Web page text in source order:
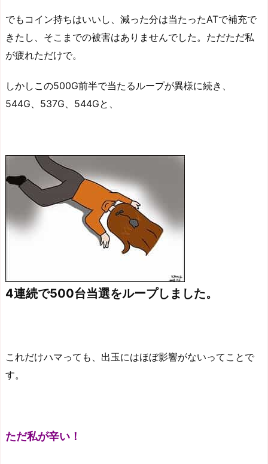
でもコイン持ちはいいし、減った分は当たったATで補充で
きたし、そこまでの被害はありませんでした。ただただ私
が疲れただけで。
しかしこの500G前半で当たるループが異様に続き、
544G、537G、544Gと、
4連続で500台当選をループしました。
これだけハマっても、出玉にはほぼ影響がないってことで
す。
ただ私が辛い！